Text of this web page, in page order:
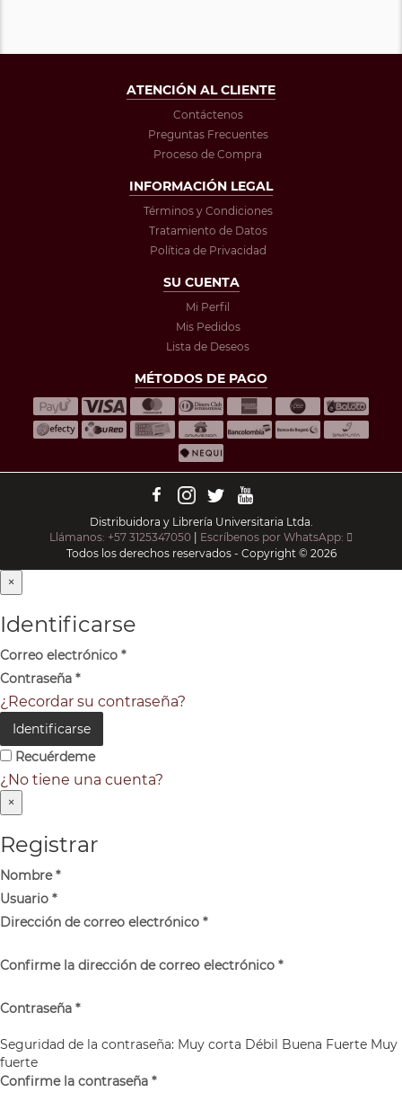
ATENCIÓN AL CLIENTE
Contáctenos
Preguntas Frecuentes
Proceso de Compra
INFORMACIÓN LEGAL
Términos y Condiciones
Tratamiento de Datos
Política de Privacidad
SU CUENTA
Mi Perfil
Mis Pedidos
Lista de Deseos
MÉTODOS DE PAGO
Distribuidora y Librería Universitaria Ltda.
Llámanos: +57 3125347050 | Escríbenos por WhatsApp:
Todos los derechos reservados - Copyright © 2026
×
Identificarse
Correo electrónico *
Contraseña *
¿Recordar su contraseña?
Identificarse
Recuérdeme
¿No tiene una cuenta?
×
Registrar
Nombre*
Usuario *
Dirección de correo electrónico *
Confirme la dirección de correo electrónico *
Contraseña *
Seguridad de la contraseña: Muy corta Débil Buena Fuerte Muy
fuerte
Confirme la contraseña *